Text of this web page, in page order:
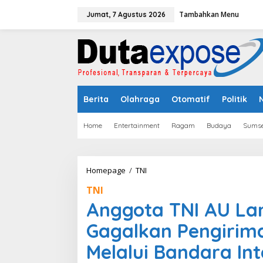
Jumat, 7 Agustus 2026 Tambahkan Menu
Berita Olahraga Otomatif Politik
Home Entertainment Ragam Budaya
Homepage / TNI
g
o
a
T
TNI
Anggota TNI AU
Gagalkan
Melalui Bandara